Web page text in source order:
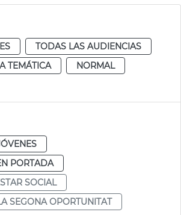
TODAS LAS AUDIENCIAS
TEMÁTICA
NORMAL
PORTADA
SOCIAL
SEGONA OPORTUNITAT